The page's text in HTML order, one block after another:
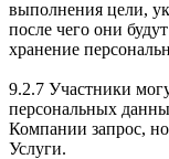
выполнения цели,
после чего они
хранение
9.2.7 Участники
персональных
Компании запрос,
Услуги.